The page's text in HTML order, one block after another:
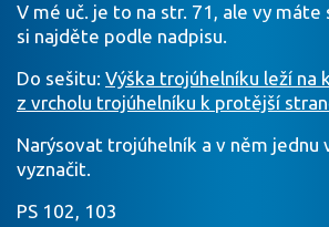
V mé uč. je to na str. 71, ale vy máte
si najděte podle nadpisu.
Do sešitu: Výška trojúhelníku leží na
z vrcholu trojúhelníku k protější
Narýsovat trojúhelník a v něm jednu
vyznačit.
PS 102, 103